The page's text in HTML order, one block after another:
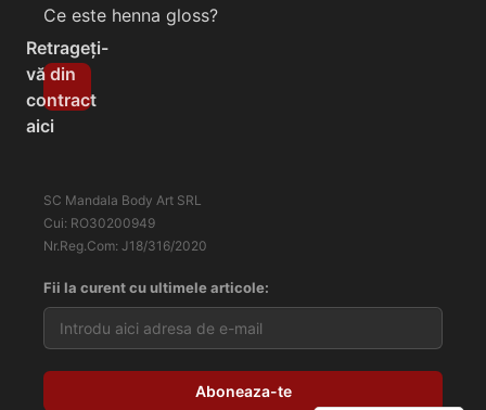
Ce este henna gloss?
Retrageți-
vă din
contract
aici
SC Mandala Body Art SRL
Cui: RO30200949
Nr.Reg.Com: J18/316/2020
Fii la curent cu ultimele articole: